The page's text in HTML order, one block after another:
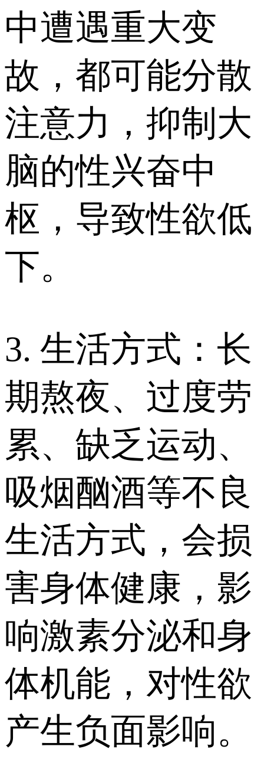
中遭遇重大变
故，都可能分散
注意力，抑制大
脑的性兴奋中
枢，导致性欲低
下。
3. 生活方式：长
期熬夜、过度劳
累、缺乏运动、
吸烟酗酒等不良
生活方式，会损
害身体健康，影
响激素分泌和身
体机能，对性欲
产生负面影响。